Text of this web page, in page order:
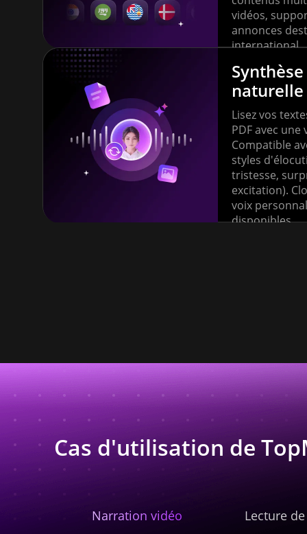
vidéos,
annonces
international.
naturelle
Lisez vos
PDF avec
Compatible
styles
tristesse,
excitation).
voix
disponibles.
Cas d'utilisation de
Narration vidéo Lecture